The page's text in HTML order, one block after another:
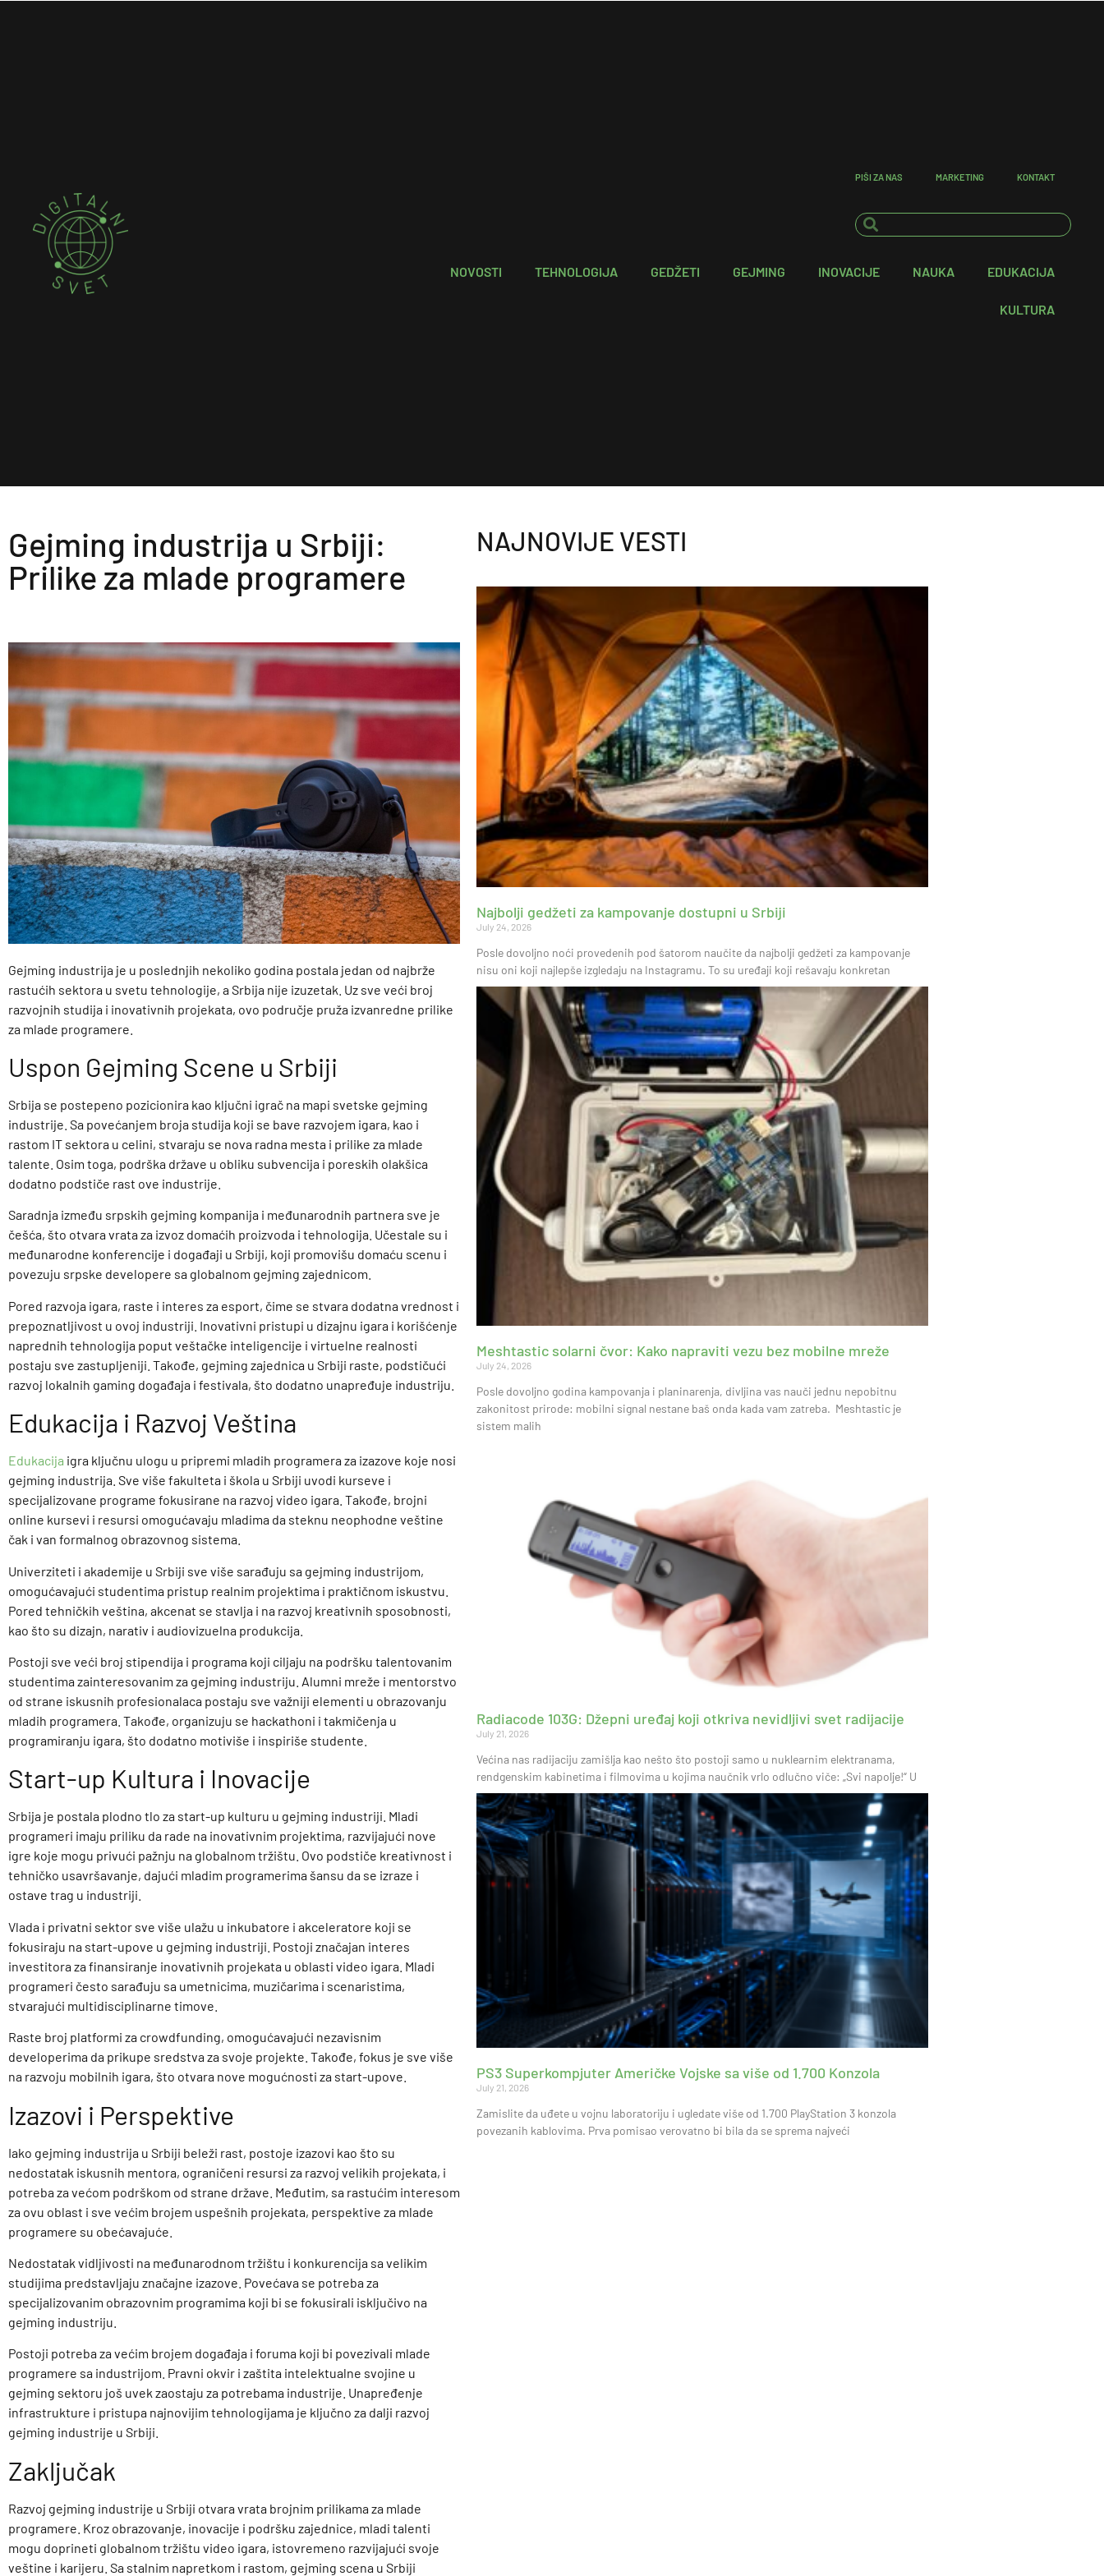
PIŠI ZA NAS MARKETING KONTAKT
NOVOSTI TEHNOLOGIJA GEDŽETI GEJMING INOVACIJE NAUKA EDUKACIJA
KULTURA
Gejming industrija u Srbiji:
Prilike za mlade programere
Gejming industrija je u poslednjih nekoliko godina postala jedan od najbrže
rastućih sektora u svetu tehnologije, a Srbija nije izuzetak. Uz sve veći broj
razvojnih studija i inovativnih projekata, ovo područje pruža izvanredne prilike
za mlade programere.
Uspon Gejming Scene u Srbiji
Srbija se postepeno pozicionira kao ključni igrač na mapi svetske gejming
industrije. Sa povećanjem broja studija koji se bave razvojem igara, kao i
rastom IT sektora u celini, stvaraju se nova radna mesta i prilike za mlade
talente. Osim toga, podrška države u obliku subvencija i poreskih olakšica
dodatno podstiče rast ove industrije.
Saradnja između srpskih gejming kompanija i međunarodnih partnera sve je
češća, što otvara vrata za izvoz domaćih proizvoda i tehnologija. Učestale su i
međunarodne konferencije i događaji u Srbiji, koji promovišu domaću scenu i
povezuju srpske developere sa globalnom gejming zajednicom.
Pored razvoja igara, raste i interes za esport, čime se stvara dodatna vrednost i
prepoznatljivost u ovoj industriji. Inovativni pristupi u dizajnu igara i korišćenje
naprednih tehnologija poput veštačke inteligencije i virtuelne realnosti
postaju sve zastupljeniji. Takođe, gejming zajednica u Srbiji raste, podstičući
razvoj lokalnih gaming događaja i festivala, što dodatno unapređuje industriju.
Edukacija i Razvoj Veština
Edukacija igra ključnu ulogu u pripremi mladih programera za izazove koje nosi
gejming industrija. Sve više fakulteta i škola u Srbiji uvodi kurseve i
specijalizovane programe fokusirane na razvoj video igara. Takođe, brojni
online kursevi i resursi omogućavaju mladima da steknu neophodne veštine
čak i van formalnog obrazovnog sistema.
Univerziteti i akademije u Srbiji sve više sarađuju sa gejming industrijom,
omogućavajući studentima pristup realnim projektima i praktičnom iskustvu.
Pored tehničkih veština, akcenat se stavlja i na razvoj kreativnih sposobnosti,
kao što su dizajn, narativ i audiovizuelna produkcija.
Postoji sve veći broj stipendija i programa koji ciljaju na podršku talentovanim
studentima zainteresovanim za gejming industriju. Alumni mreže i mentorstvo
od strane iskusnih profesionalaca postaju sve važniji elementi u obrazovanju
mladih programera. Takođe, organizuju se hackathoni i takmičenja u
programiranju igara, što dodatno motiviše i inspiriše studente.
Start-up Kultura i Inovacije
Srbija je postala plodno tlo za start-up kulturu u gejming industriji. Mladi
programeri imaju priliku da rade na inovativnim projektima, razvijajući nove
igre koje mogu privući pažnju na globalnom tržištu. Ovo podstiče kreativnost i
tehničko usavršavanje, dajući mladim programerima šansu da se izraze i
ostave trag u industriji.
Vlada i privatni sektor sve više ulažu u inkubatore i akceleratore koji se
fokusiraju na start-upove u gejming industriji. Postoji značajan interes
investitora za finansiranje inovativnih projekata u oblasti video igara. Mladi
programeri često sarađuju sa umetnicima, muzičarima i scenaristima,
stvarajući multidisciplinarne timove.
Raste broj platformi za crowdfunding, omogućavajući nezavisnim
developerima da prikupe sredstva za svoje projekte. Takođe, fokus je sve više
na razvoju mobilnih igara, što otvara nove mogućnosti za start-upove.
Izazovi i Perspektive
Iako gejming industrija u Srbiji beleži rast, postoje izazovi kao što su
nedostatak iskusnih mentora, ograničeni resursi za razvoj velikih projekata, i
potreba za većom podrškom od strane države. Međutim, sa rastućim interesom
za ovu oblast i sve većim brojem uspešnih projekata, perspektive za mlade
programere su obećavajuće.
Nedostatak vidljivosti na međunarodnom tržištu i konkurencija sa velikim
studijima predstavljaju značajne izazove. Povećava se potreba za
specijalizovanim obrazovnim programima koji bi se fokusirali isključivo na
gejming industriju.
Postoji potreba za većim brojem događaja i foruma koji bi povezivali mlade
programere sa industrijom. Pravni okvir i zaštita intelektualne svojine u
gejming sektoru još uvek zaostaju za potrebama industrije. Unapređenje
infrastrukture i pristupa najnovijim tehnologijama je ključno za dalji razvoj
gejming industrije u Srbiji.
Zaključak
Razvoj gejming industrije u Srbiji otvara vrata brojnim prilikama za mlade
programere. Kroz obrazovanje, inovacije i podršku zajednice, mladi talenti
mogu doprineti globalnom tržištu video igara, istovremeno razvijajući svoje
veštine i karijeru. Sa stalnim napretkom i rastom, gejming scena u Srbiji
NAJNOVIJE VESTI
Najbolji gedžeti za kampovanje dostupni u Srbiji
July 24, 2026
Posle dovoljno noći provedenih pod šatorom naučite da najbolji gedžeti za kampovanje
nisu oni koji najlepše izgledaju na Instagramu. To su uređaji koji rešavaju konkretan
Meshtastic solarni čvor: Kako napraviti vezu bez mobilne mreže
July 24, 2026
Posle dovoljno godina kampovanja i planinarenja, divljina vas nauči jednu nepobitnu
zakonitost prirode: mobilni signal nestane baš onda kada vam zatreba. Meshtastic je
sistem malih
Radiacode 103G: Džepni uređaj koji otkriva nevidljivi svet radijacije
July 21, 2026
Većina nas radijaciju zamišlja kao nešto što postoji samo u nuklearnim elektranama,
rendgenskim kabinetima i filmovima u kojima naučnik vrlo odlučno viče: „Svi napolje!“ U
PS3 Superkompjuter Američke Vojske sa više od 1.700 Konzola
July 21, 2026
Zamislite da uđete u vojnu laboratoriju i ugledate više od 1.700 PlayStation 3 konzola
povezanih kablovima. Prva pomisao verovatno bi bila da se sprema najveći